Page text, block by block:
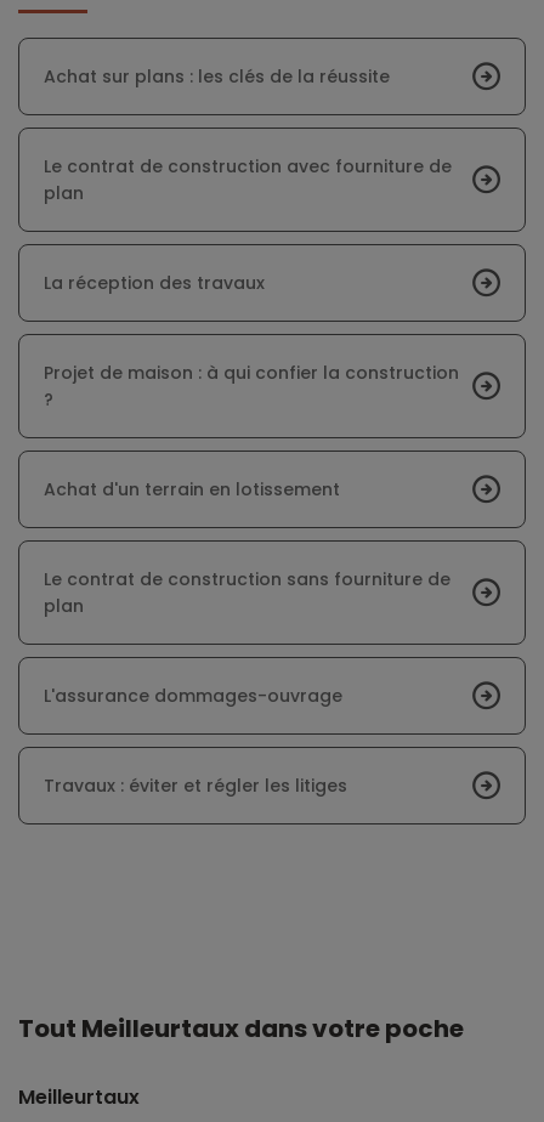
Achat sur plans : les clés de la réussite
Le contrat de construction avec fourniture de
plan
La réception des travaux
Projet de maison : à qui confier la construction
?
Achat d'un terrain en lotissement
Le contrat de construction sans fourniture de
plan
L'assurance dommages-ouvrage
Travaux : éviter et régler les litiges
Tout Meilleurtaux dans votre poche
Meilleurtaux